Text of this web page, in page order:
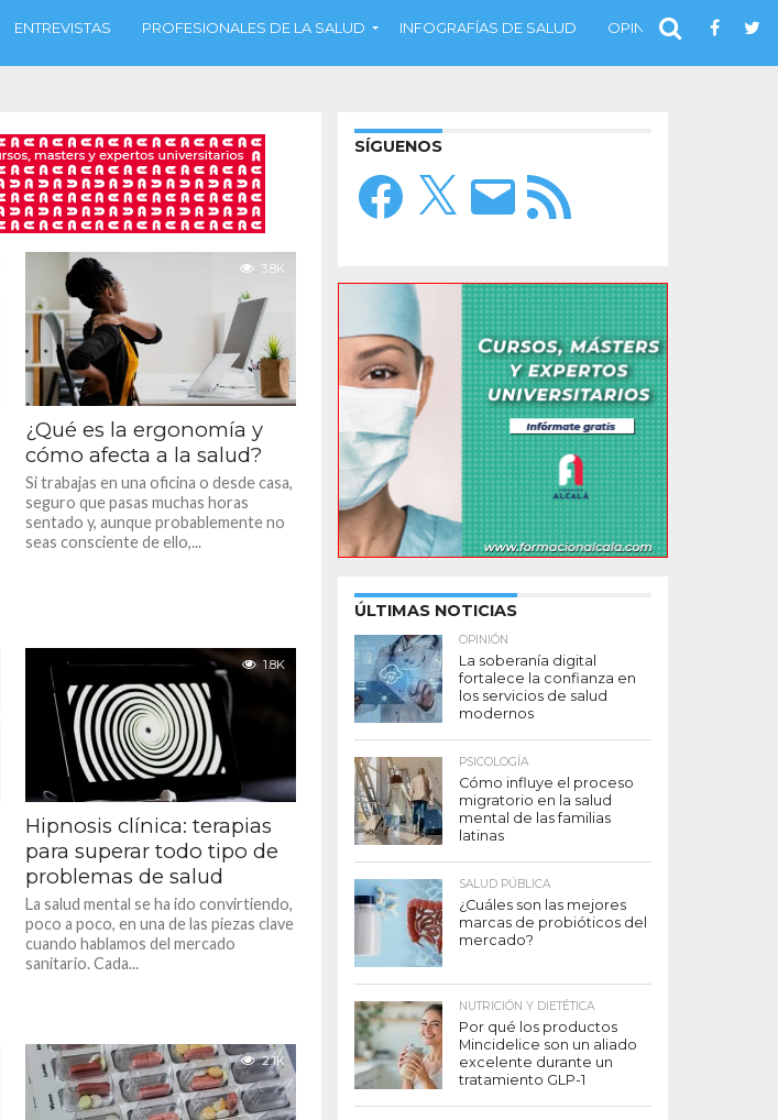
ENTREVISTAS PROFESIONALES DE LA SALUD INFOGRAFÍAS DE SALUD OPINIÓN
3.8K
¿Qué es la ergonomía y
cómo afecta a la salud?
Si trabajas en una oficina o desde casa,
seguro que pasas muchas horas
sentado y, aunque probablemente no
seas consciente de ello,...
1.8K
Hipnosis clínica: terapias
para superar todo tipo de
problemas de salud
La salud mental se ha ido convirtiendo,
poco a poco, en una de las piezas clave
cuando hablamos del mercado
sanitario. Cada...
2.1K
SÍGUENOS
Facebook
X
Correo
electrónico
Feed
RSS
ÚLTIMAS NOTICIAS
OPINIÓN
La soberanía digital
fortalece la confianza en
los servicios de salud
modernos
PSICOLOGÍA
Cómo influye el proceso
migratorio en la salud
mental de las familias
latinas
SALUD PÚBLICA
¿Cuáles son las mejores
marcas de probióticos del
mercado?
NUTRICIÓN Y DIETÉTICA
Por qué los productos
Mincidelice son un aliado
excelente durante un
tratamiento GLP-1